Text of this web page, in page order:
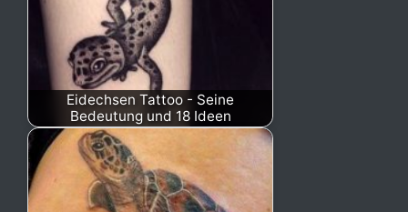
Eidechsen Tattoo - Seine
Bedeutung und 18 Ideen